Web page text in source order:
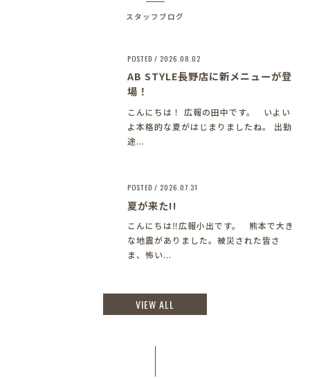
スタッフブログ
POSTED / 2026.08.02
AB STYLE長野店に新メニューが登
場！
こんにちは！ 広報の田中です。 いよい
よ本格的な夏がはじまりましたね。 出勤
途...
POSTED / 2026.07.31
夏が来た!!
こんにちは‼︎広報小出です。 熊本で大き
な地震がありました。被災された皆さ
ま、怖い...
VIEW ALL